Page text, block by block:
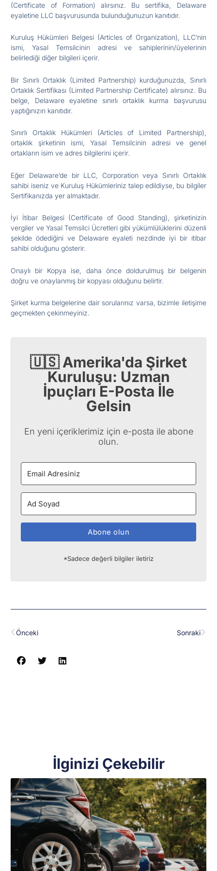
(Certificate of Formation) alırsınız. Bu sertifika, Delaware
eyaletine LLC başvurusunda bulunduğunuzun kanıtıdır.
Kuruluş Hükümleri Belgesi (Articles of Organization), LLC’nin
ismi, Yasal Temsilcinin adresi ve sahiplerinin/üyelerinin
belirlediği diğer bilgileri içerir.
Bir Sınırlı Ortaklık (Limited Partnership) kurduğunuzda, Sınırlı
Ortaklık Sertifikası (Limited Partnership Certificate) alırsınız. Bu
belge, Delaware eyaletine sınırlı ortaklık kurma başvurusu
yaptığınızın kanıtıdır.
Sınırlı Ortaklık Hükümleri (Articles of Limited Partnership),
ortaklık şirketinin ismi, Yasal Temsilcinin adresi ve genel
ortakların isim ve adres bilgilerini içerir.
Eğer Delaware’de bir LLC, Corporation veya Sınırlı Ortaklık
sahibi iseniz ve Kuruluş Hükümleriniz talep edildiyse, bu bilgiler
Sertifikanızda yer almaktadır.
İyi İtibar Belgesi (Certificate of Good Standing), şirketinizin
vergiler ve Yasal Temsilci Ücretleri gibi yükümlülüklerini düzenli
şekilde ödediğini ve Delaware eyaleti nezdinde iyi bir itibar
sahibi olduğunu gösterir.
Onaylı bir Kopya ise, daha önce doldurulmuş bir belgenin
doğru ve onaylanmış bir kopyası olduğunu belirtir.
Şirket kurma belgelerine dair sorularınız varsa, bizimle iletişime
geçmekten çekinmeyiniz.
🇺🇸 Amerika'da Şirket
Kuruluşu: Uzman
İpuçları E-Posta İle
Gelsin
En yeni içeriklerimiz için e-posta ile abone
olun.
Abone olun
*Sadece değerli bilgiler iletiriz
Önceki Sonraki
İlginizi Çekebilir